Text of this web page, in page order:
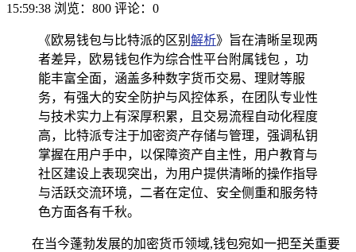
15:59:38 浏览：800 评论：0
《欧易钱包与比特派的区别 解析》旨在清晰呈现两
者差异，欧易钱包作为综合性平台附属钱包 ，功
能丰富全面，涵盖多种数字货币交易、理财等服
务，有强大的安全防护与风控体系，在团队专业性
与技术实力上有深厚积累，且交易流程自动化程度
高，比特派专注于加密资产存储与管理，强调私钥
掌握在用户手中，以保障资产自主性，用户教育与
社区建设上表现突出，为用户提供清晰的操作指导
与活跃交流环境，二者在定位、安全侧重和服务特
色方面各有千秋。
在当今蓬勃发展的加密货币领域,钱包宛如一把至关重要